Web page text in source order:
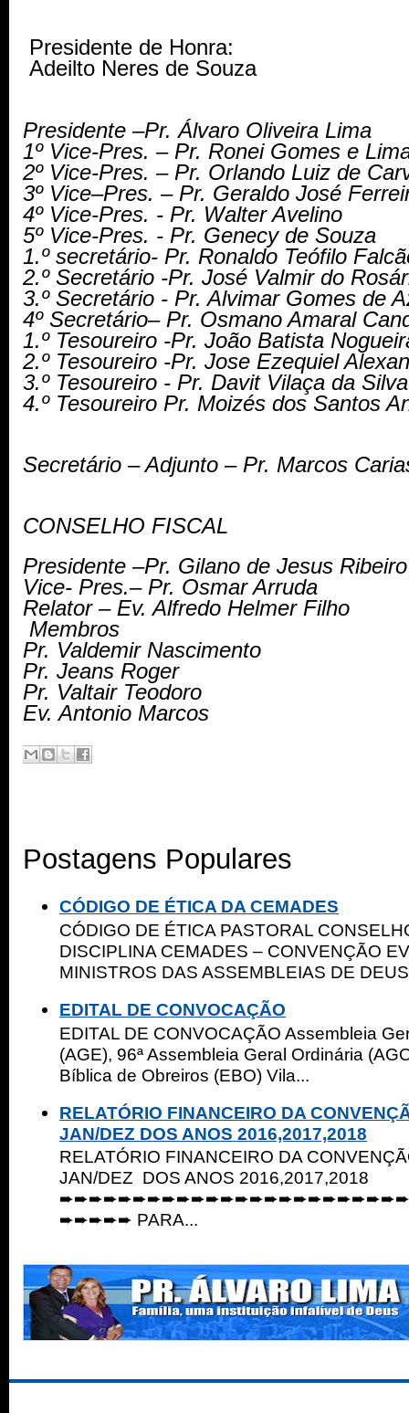
Presidente de Honra:
Adeilto Neres de Souza
Presidente –Pr. Álvaro Oliveira Lima
1º Vice-Pres. – Pr. Ronei Gomes e
2º Vice-Pres. – Pr. Orlando Luiz de
3º Vice–Pres. – Pr. Geraldo José
4º Vice-Pres. - Pr. Walter Avelino
5º Vice-Pres. - Pr. Genecy de Souza
1.º secretário- Pr. Ronaldo Teófilo
2.º Secretário -Pr. José Valmir do
3.º Secretário - Pr. Alvimar Gomes de
4º Secretário– Pr. Osmano Amaral
1.º Tesoureiro -Pr. João Batista
2.º Tesoureiro -Pr. Jose Ezequiel
3.º Tesoureiro - Pr. Davit Vilaça da
4.º Tesoureiro Pr. Moizés dos Santos
Secretário – Adjunto – Pr. Marcos
CONSELHO FISCAL
Presidente –Pr. Gilano de Jesus
Vice- Pres.– Pr. Osmar Arruda
Relator – Ev. Alfredo Helmer Filho
Membros
Pr. Valdemir Nascimento
Pr. Jeans Roger
Pr. Valtair Teodoro
Ev. Antonio Marcos
Postagens Populares
CÓDIGO DE ÉTICA DA CEMADES
CÓDIGO DE ÉTICA PASTORAL
DISCIPLINA CEMADES – CONVENÇÃO
MINISTROS DAS ASSEMBLEIAS DE
EDITAL DE CONVOCAÇÃO
EDITAL DE CONVOCAÇÃO Assembleia
(AGE), 96ª Assembleia Geral Ordinária
Bíblica de Obreiros (EBO) Vila...
RELATÓRIO FINANCEIRO DA
JAN/DEZ DOS ANOS 2016,2017,2018
RELATÓRIO FINANCEIRO DA
JAN/DEZ DOS ANOS 2016,2017,2018
➨➨➨➨➨ PARA...